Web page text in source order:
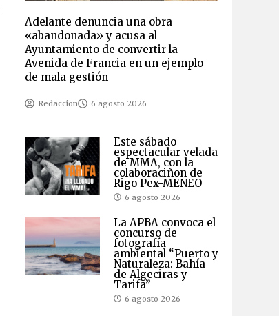
Adelante denuncia una obra
«abandonada» y acusa al
Ayuntamiento de convertir la
Avenida de Francia en un ejemplo
de mala gestión
Redaccion 6 agosto 2026
Este sábado
espectacular velada
de MMA, con la
colaboraciñon de
Rigo Pex-MENEO
6 agosto 2026
La APBA convoca el
concurso de
fotografía
ambiental “Puerto y
Naturaleza: Bahía
de Algeciras y
Tarifa”
6 agosto 2026